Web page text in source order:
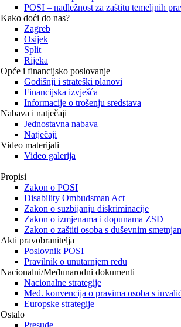
POSI – nadležnost za zaštitu temeljnih
Kako doći do nas?
Zagreb
Osijek
Split
Rijeka
Opće i financijsko poslovanje
Godišnji i strateški planovi
Financijska izvješća
Informacije o trošenju sredstava
Nabava i natječaji
Jednostavna nabava
Natječaji
Video materijali
Video galerija
Propisi
Zakon o POSI
Disability Ombudsman Act
Zakon o suzbijanju diskriminacije
Zakon o izmjenama i dopunama ZSD
Zakon o zaštiti osoba s duševnim
Akti pravobranitelja
Poslovnik POSI
Pravilnik o unutarnjem redu
Nacionalni/Međunarodni dokumenti
Nacionalne strategije
Međ. konvencija o pravima osoba s
Europske strategije
Ostalo
Presude